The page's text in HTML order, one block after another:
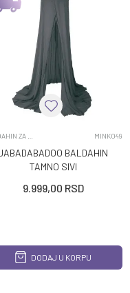
MINK049
BALDAHIN
TAMNO SIVI
9.999,00 RSD
DODAJ U KORPU